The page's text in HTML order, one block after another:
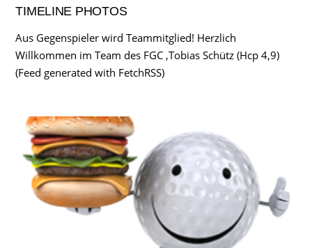
TIMELINE PHOTOS
Aus Gegenspieler wird Teammitglied! Herzlich
Willkommen im Team des FGC ,Tobias Schütz (Hcp 4,9)
(Feed generated with FetchRSS)